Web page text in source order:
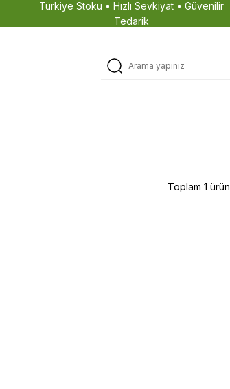
Türkiye Stoku • Hızlı Sevkiyat • Güvenilir
Tedarik
Toplam 1 ürün